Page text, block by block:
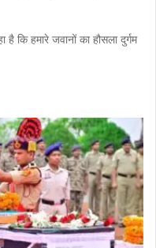
कि हमारे जवानों का हौसला दुर्गम